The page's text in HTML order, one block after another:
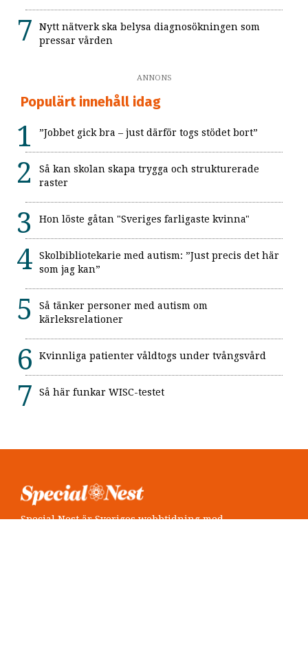
Nytt nätverk ska belysa diagnosökningen som
pressar vården
ANNONS
Populärt innehåll idag
”Jobbet gick bra – just därför togs stödet bort”
Så kan skolan skapa trygga och strukturerade
raster
Hon löste gåtan "Sveriges farligaste kvinna"
Skolbibliotekarie med autism: ”Just precis det här
som jag kan”
Så tänker personer med autism om
kärleksrelationer
Kvinnliga patienter våldtogs under tvångsvård
Så här funkar WISC-testet
Special Nest är Sveriges webbtidning med